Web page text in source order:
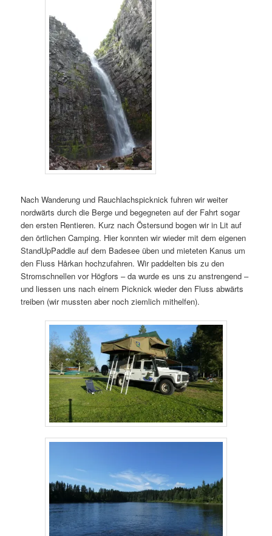
Nach Wanderung und Rauchlachspicknick fuhren wir weiter
nordwärts durch die Berge und begegneten auf der Fahrt sogar
den ersten Rentieren. Kurz nach Östersund bogen wir in Lit auf
den örtlichen Camping. Hier konnten wir wieder mit dem eigenen
StandUpPaddle auf dem Badesee üben und mieteten Kanus um
den Fluss Hårkan hochzufahren. Wir paddelten bis zu den
Stromschnellen vor Högfors – da wurde es uns zu anstrengend –
und liessen uns nach einem Picknick wieder den Fluss abwärts
treiben (wir mussten aber noch ziemlich mithelfen).